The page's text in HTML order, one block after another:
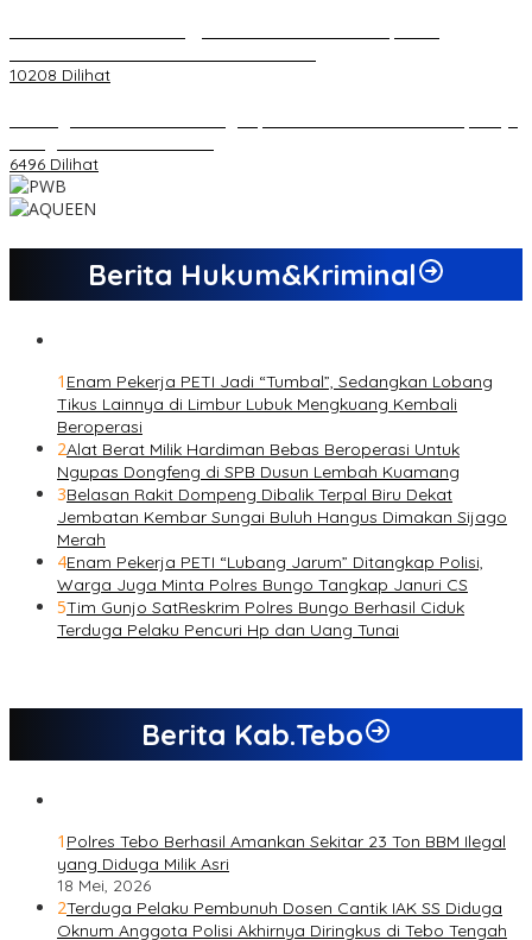
10208 Dilihat
6496 Dilihat
Berita Hukum&Kriminal
1 Enam Pekerja PETI Jadi “Tumbal”, Sedangkan Lobang
Tikus Lainnya di Limbur Lubuk Mengkuang Kembali
Beroperasi
2Alat Berat Milik Hardiman Bebas Beroperasi Untuk
Ngupas Dongfeng di SPB Dusun Lembah Kuamang
3Belasan Rakit Dompeng Dibalik Terpal Biru Dekat
Jembatan Kembar Sungai Buluh Hangus Dimakan Sijago
Merah
4Enam Pekerja PETI “Lubang Jarum” Ditangkap Polisi,
Warga Juga Minta Polres Bungo Tangkap Januri CS
5Tim Gunjo SatReskrim Polres Bungo Berhasil Ciduk
Terduga Pelaku Pencuri Hp dan Uang Tunai
Berita Kab.Tebo
1 Polres Tebo Berhasil Amankan Sekitar 23 Ton BBM Ilegal
yang Diduga Milik Asri
18 Mei, 2026
2Terduga Pelaku Pembunuh Dosen Cantik IAK SS Diduga
Oknum Anggota Polisi Akhirnya Diringkus di Tebo Tengah